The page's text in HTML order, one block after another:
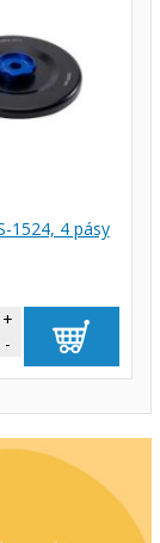
1524, 4 pásy
-
+